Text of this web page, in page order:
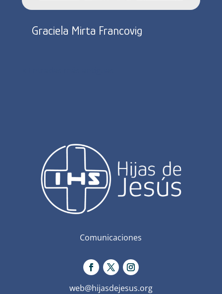
Graciela Mirta Francovig
Comunicaciones
web@hijasdejesus.org